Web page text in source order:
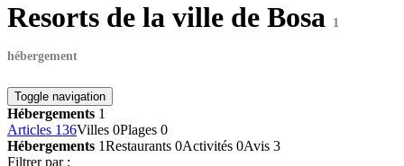
Resorts de la ville de Bosa 1
hébergement
Toggle navigation
Hébergements 1
Articles 136Villes 0Plages 0
Hébergements 1Restaurants 0Activités 0Avis 3
Filtrer par :